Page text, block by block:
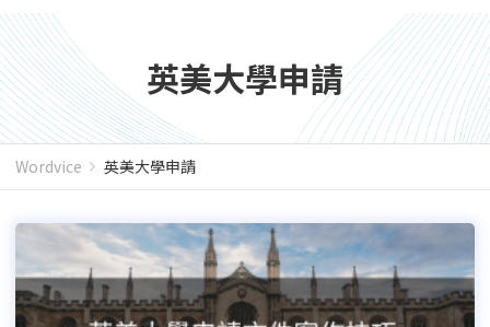
英美大學申請
Wordvice 英美大學申請